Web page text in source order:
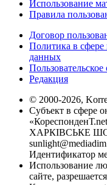
Использование
Правила
Договор
Политика в
данных
Редакция
© 2000-2026,
Субъект в сфере
ХАРКІВСЬКЕ
Идентификатор
Использование
сайте,